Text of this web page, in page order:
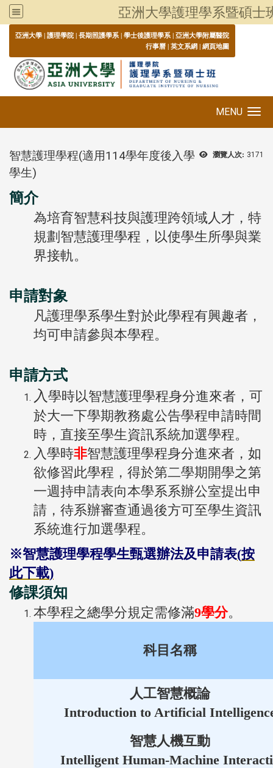
亞洲大學護理學系暨碩士
亞洲大學 | 護理學院 | 長期照護學系 | 學士後護理學系 | 亞洲大學附屬醫院
行事曆 | 英文系網 | 網頁地圖
MENU
瀏覽人次: 3171
智慧護理學程(適用114學年度後入學
學生)
簡介
為培育智慧科技與護理跨領域人才，特
規劃智慧護理學程，以使學生所學與業
界接軌。
申請對象
凡護理學系學生對於此學程有興趣者，
均可申請參與本學程。
申請方式
入 學時以智慧護理學程身分進來者，可
於大一下學期教務處公告學程申請時間
時，直接至學生資訊系統加選學程。
入學時非智慧護理學程身分進來者，如
欲修習此學程，得於第二學期開學之第
一週持申請表向本學系系辦公室提出申
請，待系辦審查通過後方可至學生資訊
系統進行加選學程。
※智慧護理學程學生甄選辦法及申請表(按
此下載)
修課須知
本學程之總學分規定需修滿9學分。
科目名稱
人工智慧概論
Introduction to Artificial
智慧人機互動
Intelligent Human-Machine